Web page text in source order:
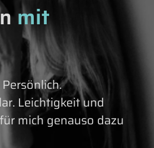
mit
Leichtigkeit und
mich genauso dazu